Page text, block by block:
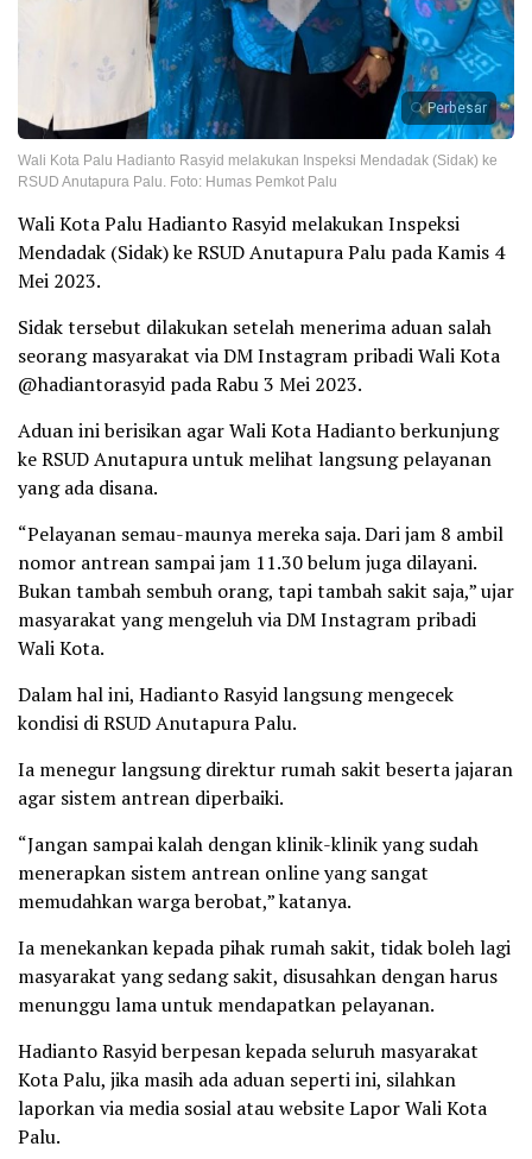
Perbesar
Wali Kota Palu Hadianto Rasyid melakukan Inspeksi Mendadak (Sidak) ke
RSUD Anutapura Palu. Foto: Humas Pemkot Palu
Wali Kota Palu Hadianto Rasyid melakukan Inspeksi
Mendadak (Sidak) ke RSUD Anutapura Palu pada Kamis 4
Mei 2023.
Sidak tersebut dilakukan setelah menerima aduan salah
seorang masyarakat via DM Instagram pribadi Wali Kota
@hadiantorasyid pada Rabu 3 Mei 2023.
Aduan ini berisikan agar Wali Kota Hadianto berkunjung
ke RSUD Anutapura untuk melihat langsung pelayanan
yang ada disana.
“Pelayanan semau-maunya mereka saja. Dari jam 8 ambil
nomor antrean sampai jam 11.30 belum juga dilayani.
Bukan tambah sembuh orang, tapi tambah sakit saja,” ujar
masyarakat yang mengeluh via DM Instagram pribadi
Wali Kota.
Dalam hal ini, Hadianto Rasyid langsung mengecek
kondisi di RSUD Anutapura Palu.
Ia menegur langsung direktur rumah sakit beserta jajaran
agar sistem antrean diperbaiki.
“Jangan sampai kalah dengan klinik-klinik yang sudah
menerapkan sistem antrean online yang sangat
memudahkan warga berobat,” katanya.
Ia menekankan kepada pihak rumah sakit, tidak boleh lagi
masyarakat yang sedang sakit, disusahkan dengan harus
menunggu lama untuk mendapatkan pelayanan.
Hadianto Rasyid berpesan kepada seluruh masyarakat
Kota Palu, jika masih ada aduan seperti ini, silahkan
laporkan via media sosial atau website Lapor Wali Kota
Palu.